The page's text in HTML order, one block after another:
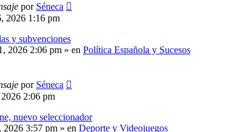
por Séneca
2026 1:16 pm
y subvenciones
2026 2:06 pm » en Política Española y Sucesos
por Séneca
2:06 pm
nuevo seleccionador
2026 3:57 pm » en Deporte y Videojuegos